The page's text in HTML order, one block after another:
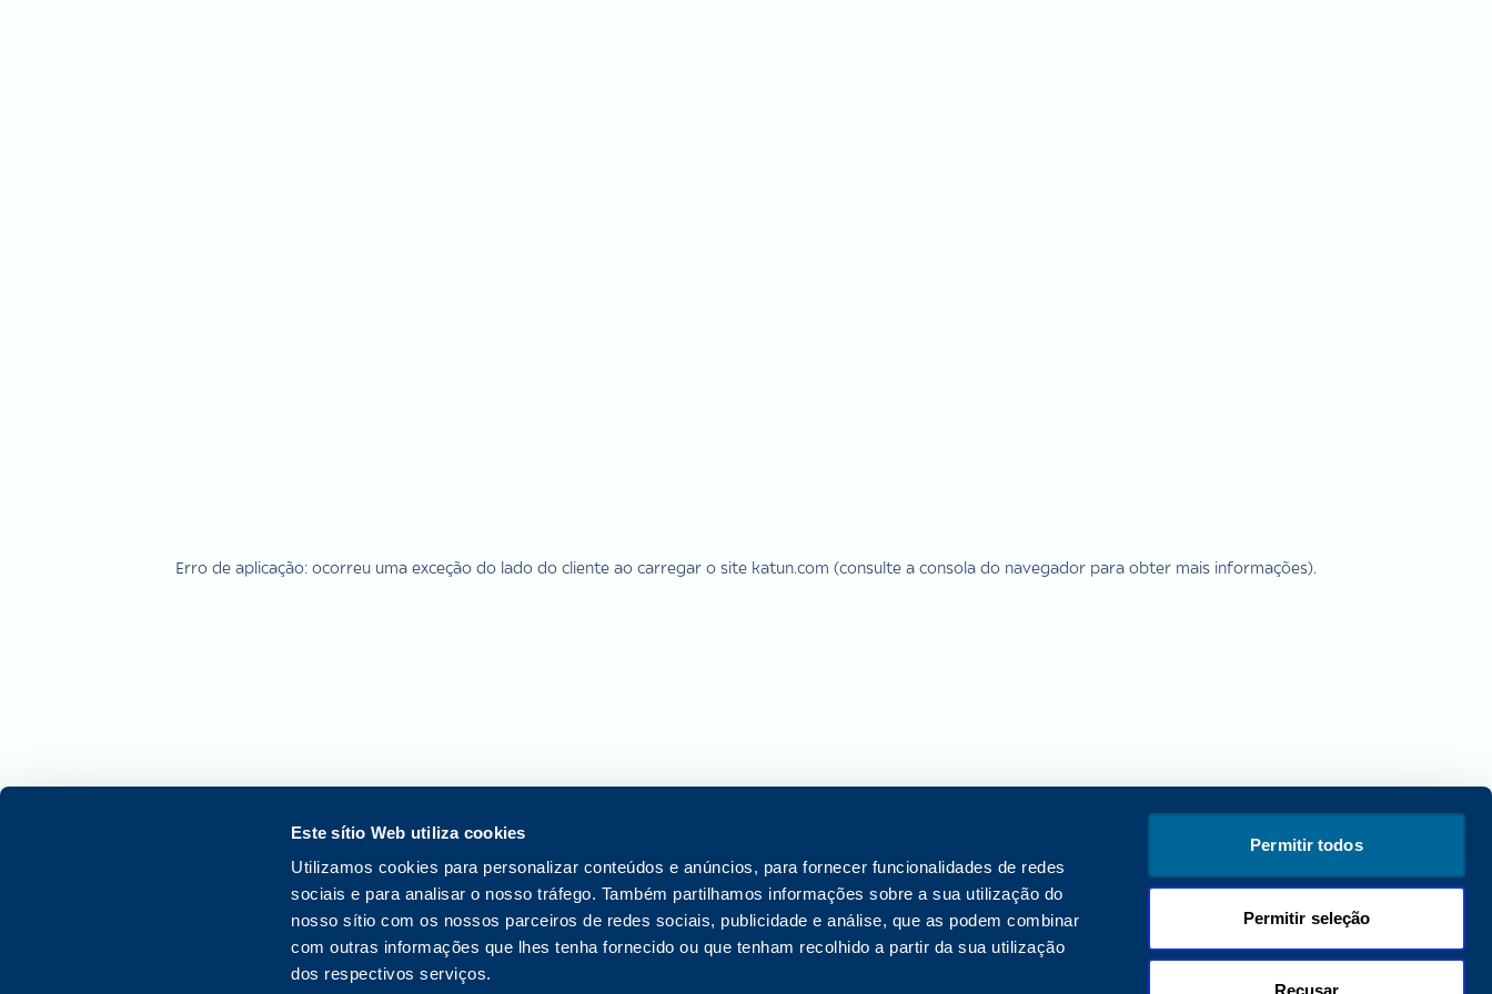
Este sítio Web utiliza cookies
Utilizamos cookies para personalizar conteúdos e anúncios, para fornecer funcionalidades de redes
sociais e para analisar o nosso tráfego. Também partilhamos informações sobre a sua utilização do
nosso sítio com os nossos parceiros de redes sociais, publicidade e análise, que as podem combinar
com outras informações que lhes tenha fornecido ou que tenham recolhido a partir da sua utilização
dos respectivos serviços.
Permitir todos
Permitir seleção
Recusar
Erro de aplicação: ocorreu uma exceção do lado do cliente ao carregar o site katun.com (consulte a consola do navegador para obter mais informações).